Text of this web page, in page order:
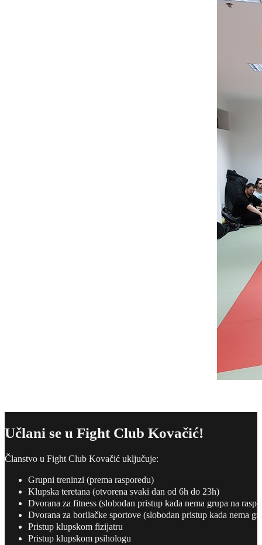
Učlani se u Fight Club Kovačić!
Članstvo u Fight Club Kovačić uključuje:
Grupni treninzi (prema rasporedu)
Klupska teretana (otvorena svaki dan od 6h do 23h)
Dvorana za fitness (slobodan pristup kada nema grupa na
Dvorana za borilačke sportove (slobodan pristup kada nema
Pristup klupskom fizijatru
Pristup klupskom psihologu